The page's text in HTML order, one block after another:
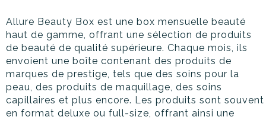
Allure Beauty Box est une box mensuelle beauté
haut de gamme, offrant une sélection de produits
de beauté de qualité supérieure. Chaque mois, ils
envoient une boîte contenant des produits de
marques de prestige, tels que des soins pour la
peau, des produits de maquillage, des soins
capillaires et plus encore. Les produits sont souvent
en format deluxe ou full-size, offrant ainsi une